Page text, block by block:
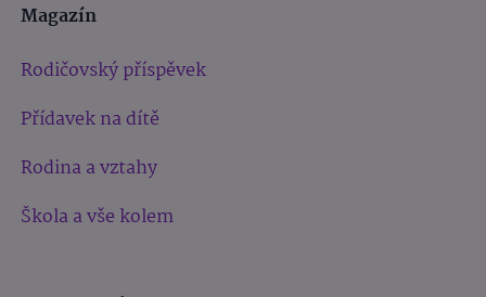
Magazín
Rodičovský příspěvek
Přídavek na dítě
Rodina a vztahy
Škola a vše kolem